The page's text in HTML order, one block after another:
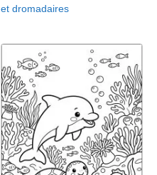
et dromadaires